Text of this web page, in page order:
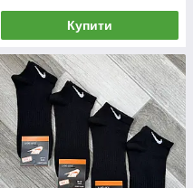
Купити